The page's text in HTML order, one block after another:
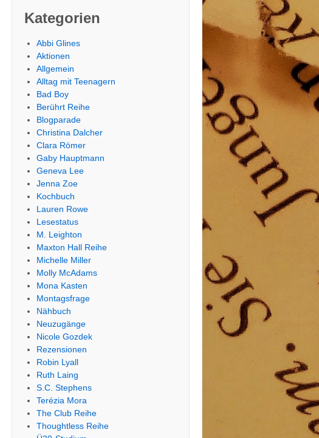
Kategorien
Abbi Glines
Aktionen
Allgemein
Alltag mit Teenagern
Bad Boy
Berührt Reihe
Blogparade
Christina Dalcher
Clara Römer
Gaby Hauptmann
Geneva Lee
Jenna Zoe
Kochbuch
Lauren Rowe
Lesestatus
M. Leighton
Maxton Hall Reihe
Michelle Miller
Molly McAdams
Mona Kasten
Montagsfrage
Nähbuch
Neuzugänge
Nicole Gozdek
Rezensionen
Robin Lyall
Ruth Laing
S.C. Stephens
Terézia Mora
The Club Reihe
Thoughtless Reihe